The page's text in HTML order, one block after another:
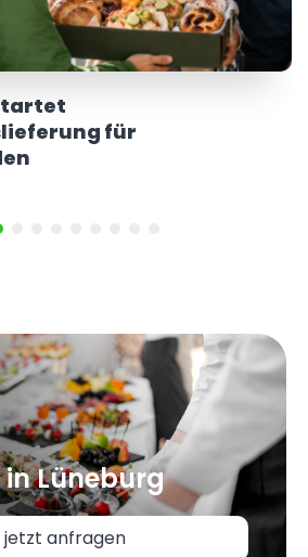
Lüneburg
jetzt anfragen
für